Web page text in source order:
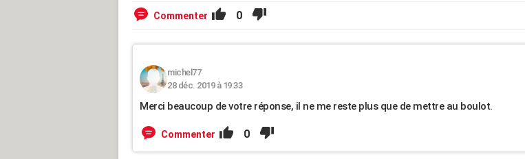
Commenter 0
michel77
28 déc. 2019 à 19:33
Merci beaucoup de votre réponse, il ne me reste plus que de mettre au boulot.
Commenter 0